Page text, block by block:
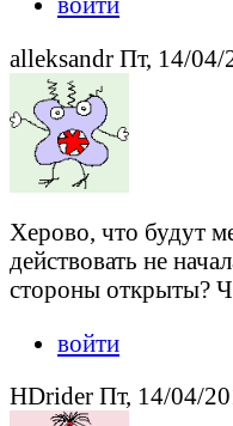
alleksandr Пт, 14/
Херово, что будут
действовать не
стороны открыты?
войти
HDrider Пт, 14/04/